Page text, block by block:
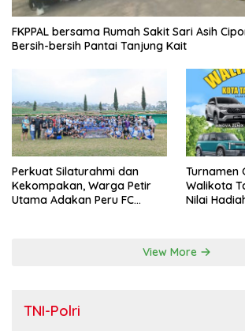
FKPPAL bersama Rumah Sakit Sari Asih
Bersih-bersih Pantai Tanjung Kait
Perkuat Silaturahmi dan
Kekompakan, Warga Petir
Utama Adakan Peru FC
Turnamen
Walikota
Nilai
View More
TNI-Polri